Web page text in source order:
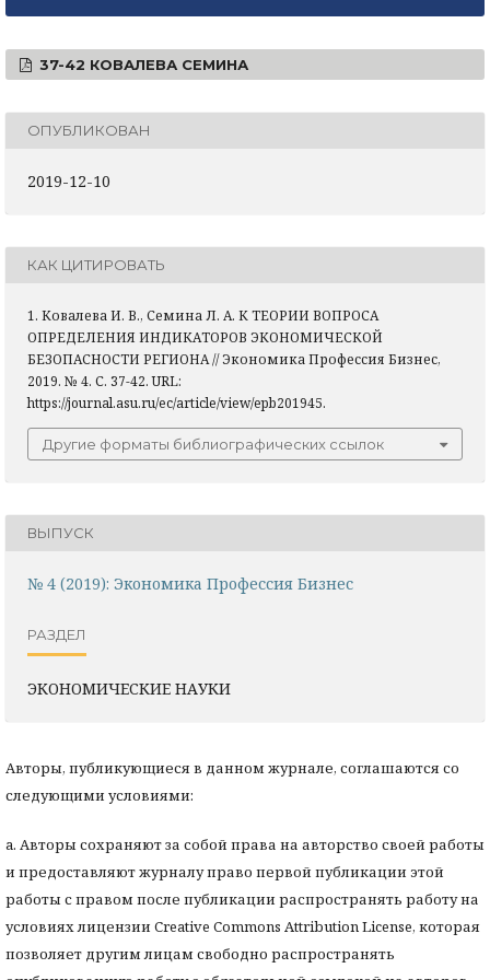
37-42 КОВАЛЕВА СЕМИНА
ОПУБЛИКОВАН
2019-12-10
КАК ЦИТИРОВАТЬ
1. Ковалева И. В., Семина Л. А. К ТЕОРИИ ВОПРОСА
ОПРЕДЕЛЕНИЯ ИНДИКАТОРОВ ЭКОНОМИЧЕСКОЙ
БЕЗОПАСНОСТИ РЕГИОНА // Экономика Профессия Бизнес,
2019. № 4. С. 37-42. URL:
https://journal.asu.ru/ec/article/view/epb201945.
Другие форматы библиографических ссылок
ВЫПУСК
№ 4 (2019): Экономика Профессия Бизнес
РАЗДЕЛ
ЭКОНОМИЧЕСКИЕ НАУКИ
Авторы, публикующиеся в данном журнале, соглашаются со
следующими условиями:
a. Авторы сохраняют за собой права на авторство своей работы
и предоставляют журналу право первой публикации этой
работы с правом после публикации распространять работу на
условиях лицензии Creative Commons Attribution License, которая
позволяет другим лицам свободно распространять